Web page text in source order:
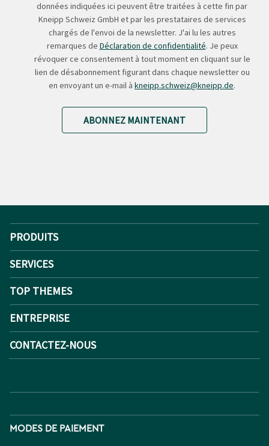
données indiquées ici peuvent être traitées à cette fin par
Kneipp Schweiz GmbH et par les prestataires de services
chargés de l'envoi de la newsletter. J'ai lu les autres
remarques de Déclaration de confidentialité. Je peux
révoquer ce consentement à tout moment en cliquant sur le
lien de désabonnement figurant dans chaque newsletter ou
en envoyant un e-mail à kneipp.schweiz@kneipp.de.
ABONNEZ MAINTENANT
PRODUITS
SERVICES
TOP THEMES
ENTREPRISE
CONTACTEZ-NOUS
MODES DE PAIEMENT